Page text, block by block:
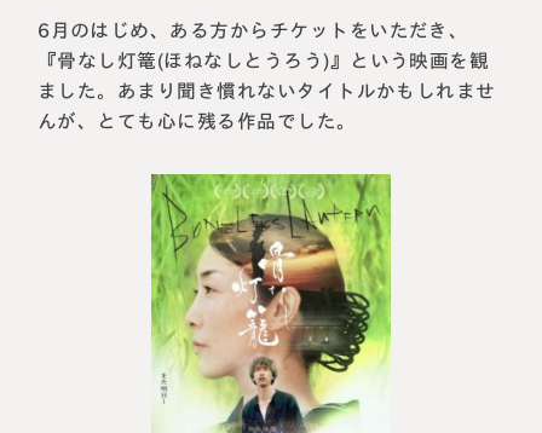
6月のはじめ、ある方からチケットをいただき、
『骨なし灯篭(ほねなしとうろう)』という映画を観
ました。あまり聞き慣れないタイトルかもしれませ
んが、とても心に残る作品でした。